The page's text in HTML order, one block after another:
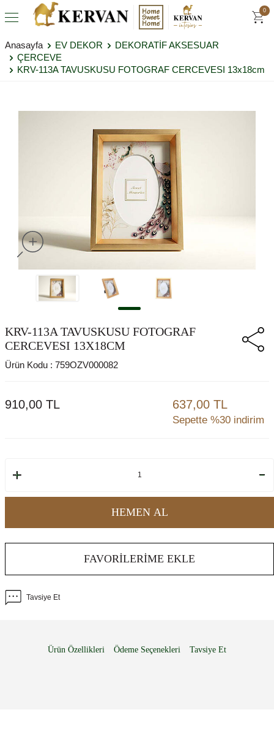
0
Anasayfa EV DEKOR
DEKORATİF AKSESUAR
ÇERCEVE
KRV-113A TAVUSKUSU FOTOGRAF CERCEVESI 13x18cm
KRV-113A TAVUSKUSU FOTOGRAF
CERCEVESI 13X18CM
Ürün Kodu : 759OZV000082
910,00 TL 637,00 TL
Sepette %30 indirim
HEMEN AL
FAVORILERIME EKLE
Tavsiye Et
Ürün Özellikleri Ödeme Seçenekleri Tavsiye Et